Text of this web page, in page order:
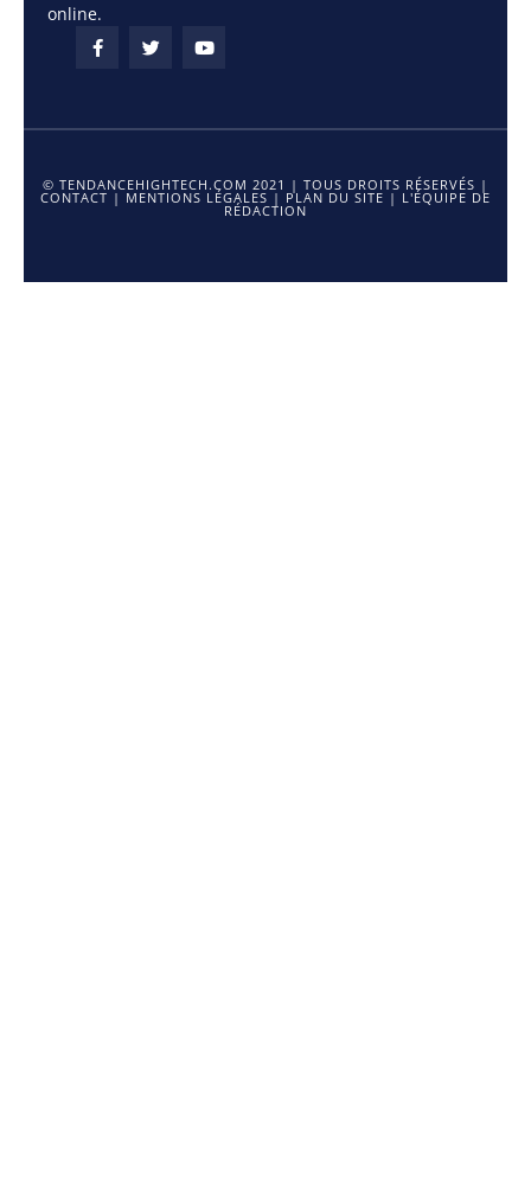
online.
© TENDANCEHIGHTECH.COM 2021 | TOUS DROITS RÉSERVÉS |
CONTACT | MENTIONS LÉGALES | PLAN DU SITE | L'ÉQUIPE DE
RÉDACTION